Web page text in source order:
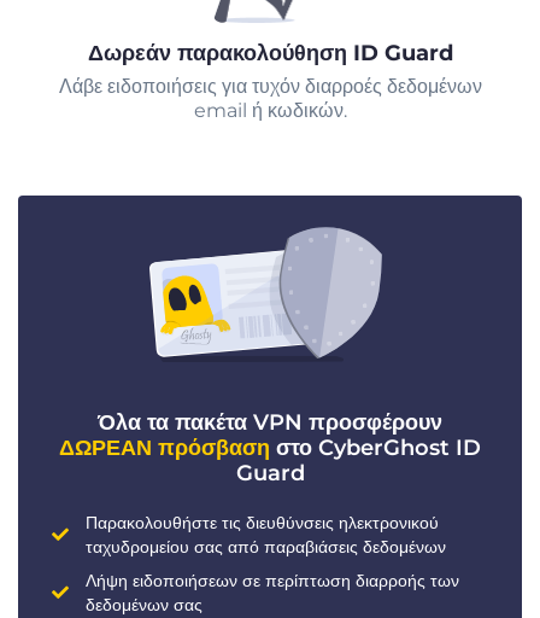
Δωρεάν παρακολούθηση ID Guard
Λάβε ειδοποιήσεις για τυχόν διαρροές δεδομένων
email ή κωδικών.
Όλα τα πακέτα VPN προσφέρουν
ΔΩΡΕΑΝ πρόσβαση στο CyberGhost ID
Guard
Παρακολουθήστε τις διευθύνσεις ηλεκτρονικού
ταχυδρομείου σας από παραβιάσεις δεδομένων
Λήψη ειδοποιήσεων σε περίπτωση διαρροής των
δεδομένων σας